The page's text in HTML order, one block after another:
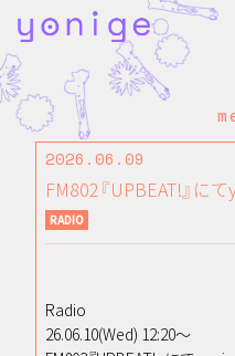
2026.06.09
FM802『UPBEAT!』に
RADIO
Radio
26.06.10(Wed) 12:20～